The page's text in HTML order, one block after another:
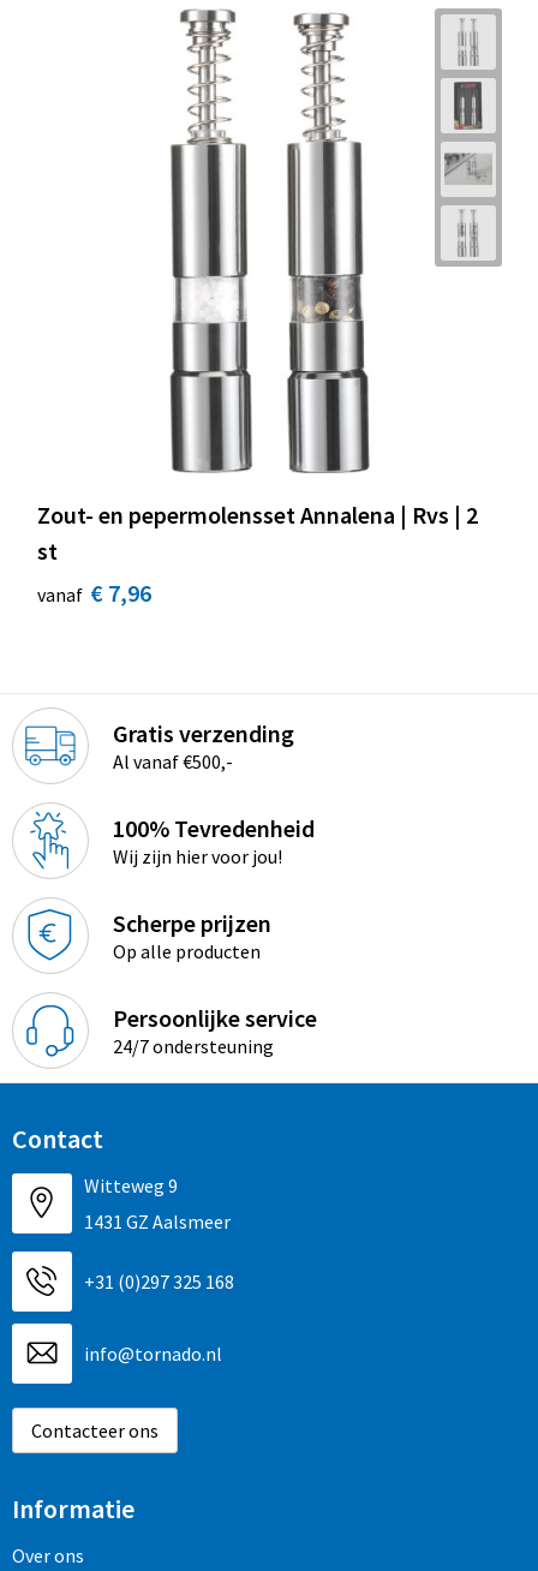
Zout- en pepermolensset Annalena | Rvs | 2
st
vanaf € 7,96
Gratis verzending
Al vanaf €500,-
100% Tevredenheid
Wij zijn hier voor jou!
Scherpe prijzen
Op alle producten
Persoonlijke service
24/7 ondersteuning
Contact
Witteweg 9
1431 GZ Aalsmeer
+31 (0)297 325 168
info@tornado.nl
Contacteer ons
Informatie
Over ons